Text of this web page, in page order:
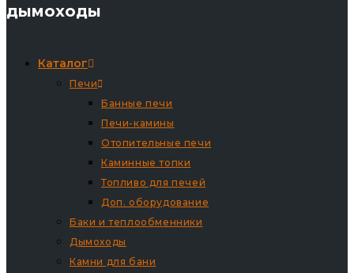
дымоходы
Каталог
Печи
Банные печи
Печи-камины
Отопительные печи
Каминные топки
Топливо для печей
Доп. оборудование
Баки и теплообменники
Дымоходы
Камни для бани